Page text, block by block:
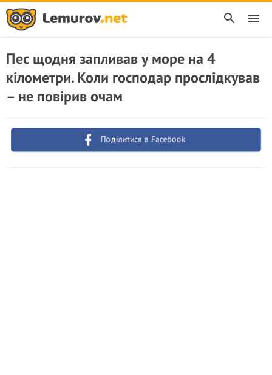
Пес щодня запливав у море на 4
кілометри. Коли господар прослідкував
– не повірив очам
Поділитися в Facebook